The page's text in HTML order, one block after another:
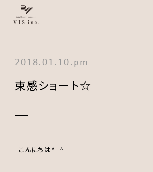
2018.01.10.pm
束感ショート☆
こんにちは^_^